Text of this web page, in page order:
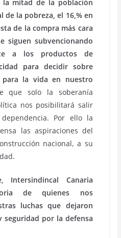
la mitad de la población
la pobreza, el 16,% en
de la compra más cara
siguen subvencionando
a los productos de
para decidir sobre
para la vida en nuestro
que solo la soberanía
nos posibilitará salir
Por ello la
las aspiraciones del
nacional, a su
Canaria
de quienes nos
luchas que dejaron
seguridad por la defensa